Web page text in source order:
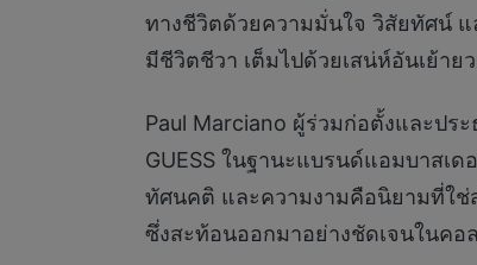
ทางชีวิตด้วยความมั่นใจ วิสัยทัศน์
มีชีวิตชีวา เต็มไปด้วยเสน่ห์อันเย้า
Paul Marciano ผู้ร่วมก่อตั้งและปร
GUESS ในฐานะแบรนด์แอมบาสเ
ทัศนคติ และความงามคือนิยามที่ใช่
ซึ่งสะท้อนออกมาอย่างชัดเจนในคอ